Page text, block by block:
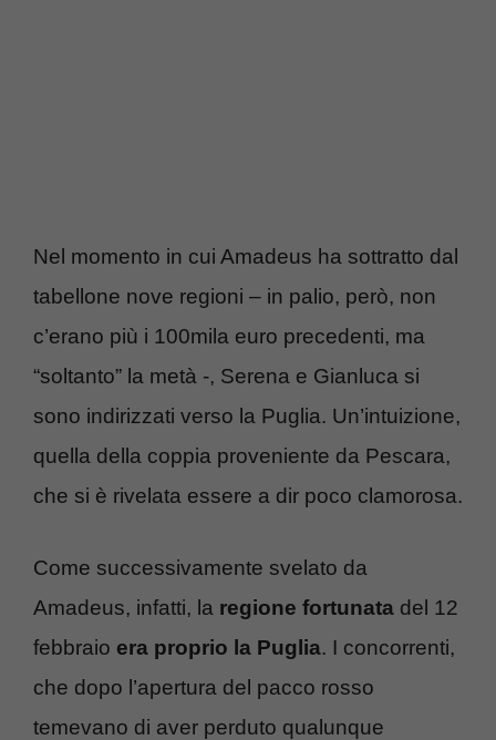
Nel momento in cui Amadeus ha sottratto dal
tabellone nove regioni – in palio, però, non
c’erano più i 100mila euro precedenti, ma
“soltanto” la metà -, Serena e Gianluca si
sono indirizzati verso la Puglia. Un’intuizione,
quella della coppia proveniente da Pescara,
che si è rivelata essere a dir poco clamorosa.
Come successivamente svelato da
Amadeus, infatti, la regione fortunata del 12
febbraio era proprio la Puglia. I concorrenti,
che dopo l’apertura del pacco rosso
temevano di aver perduto qualunque